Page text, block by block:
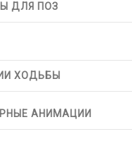
ДЛЯ ПОЗ
ХОДЬБЫ
АНИМАЦИИ